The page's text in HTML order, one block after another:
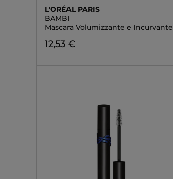
L'ORÉAL PARIS
BAMBI
Mascara Volumizzante e Incurvante
12,53 €